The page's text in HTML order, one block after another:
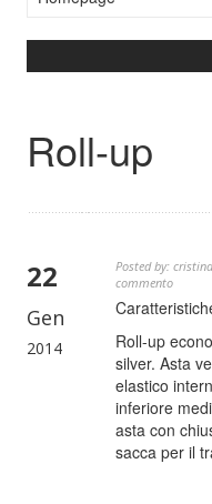
Roll-up
22
Gen
2014
Posted by:
commento
Roll-up
silver. Asta
elastico
inferiore
asta con
sacca per il